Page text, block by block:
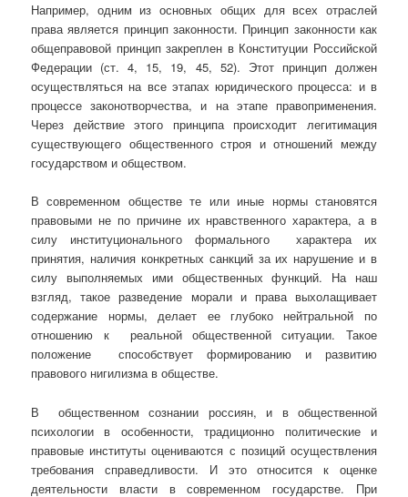
Например, одним из основных общих для всех отраслей
права является принцип законности. Принцип законности как
общеправовой принцип закреплен в Конституции Российской
Федерации (ст. 4, 15, 19, 45, 52). Этот принцип должен
осуществляться на все этапах юридического процесса: и в
процессе законотворчества, и на этапе правоприменения.
Через действие этого принципа происходит легитимация
существующего общественного строя и отношений между
государством и обществом.
В современном обществе те или иные нормы становятся
правовыми не по причине их нравственного характера, а в
силу институционального формального характера их
принятия, наличия конкретных санкций за их нарушение и в
силу выполняемых ими общественных функций. На наш
взгляд, такое разведение морали и права выхолащивает
содержание нормы, делает ее глубоко нейтральной по
отношению к реальной общественной ситуации. Такое
положение способствует формированию и развитию
правового нигилизма в обществе.
В общественном сознании россиян, и в общественной
психологии в особенности, традиционно политические и
правовые институты оцениваются с позиций осуществления
требования справедливости. И это относится к оценке
деятельности власти в современном государстве. При